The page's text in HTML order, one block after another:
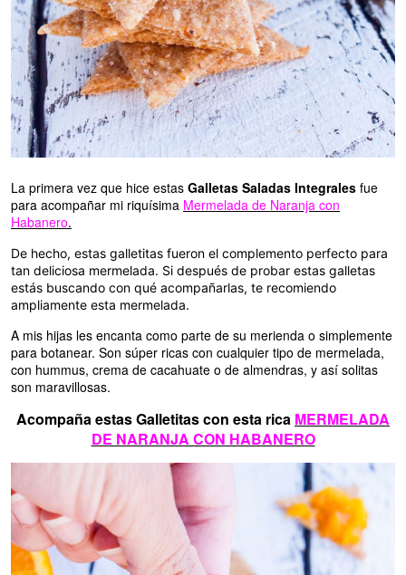
La primera vez que hice estas Galletas Saladas Integrales fue
para acompañar mi riquísima Mermelada de Naranja con
Habanero.
De hecho, estas galletitas fueron el complemento perfecto para
tan deliciosa mermelada. Si después de probar estas galletas
estás buscando con qué acompañarlas, te recomiendo
ampliamente esta mermelada.
A mis hijas les encanta como parte de su merienda o simplemente
para botanear. Son súper ricas con cualquier tipo de mermelada,
con hummus, crema de cacahuate o de almendras, y así solitas
son maravillosas.
Acompaña estas Galletitas con esta rica MERMELADA
DE NARANJA CON HABANERO